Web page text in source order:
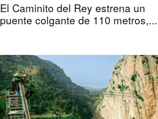
El Caminito del Rey estrena un
puente colgante de 110 metros,...